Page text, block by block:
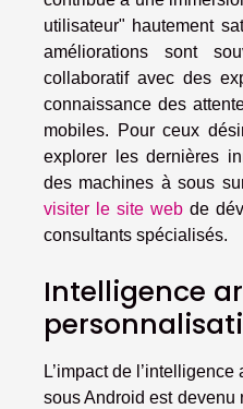
utilisateur" hautement
améliorations sont
collaboratif avec des
connaissance des
mobiles. Pour ceux
explorer les dernières
des machines à sous
visiter le site web de
consultants spécialisés.
Intelligence
L’impact de
sous Android est devenu